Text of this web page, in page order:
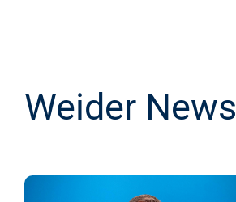
Weider News